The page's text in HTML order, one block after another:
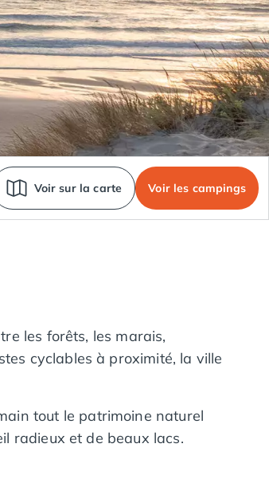
Voir sur la carte Voir les campings
les forêts, les marais,
cyclables à proximité, la ville
tout le patrimoine naturel
radieux et de beaux lacs.